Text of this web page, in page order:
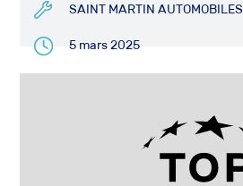
SAINT MARTIN AUTOMOBILES
5 mars 2025